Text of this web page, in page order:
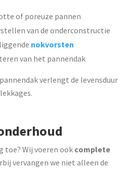
of poreuze pannen
van de onderconstructie
nokvorsten
van het pannendak
verlengt de levensduur
toe? Wij voeren ook complete
vervangen we niet alleen de